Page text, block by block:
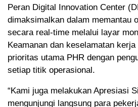
Peran Digital Innovation Center
dimaksimalkan dalam memantau
secara real-time melalui layar
Keamanan dan keselamatan
prioritas utama PHR dengan
setiap titik operasional.
“Kami juga melakukan Apresiasi
mengunjungi langsung para